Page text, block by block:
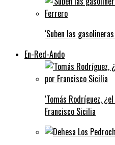
‘Suben las
En-Red-Ando
‘Tomás Rodríguez,
Francisco Sicilia